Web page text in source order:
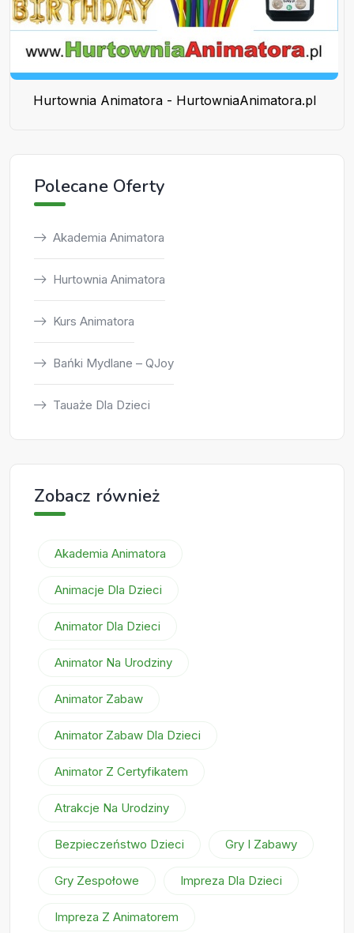
Hurtownia Animatora - HurtowniaAnimatora.pl
Polecane Oferty
Akademia Animatora
Hurtownia Animatora
Kurs Animatora
Bańki Mydlane – QJoy
Tauaże Dla Dzieci
Zobacz również
Akademia Animatora
Animacje Dla Dzieci
Animator Dla Dzieci
Animator Na Urodziny
Animator Zabaw
Animator Zabaw Dla Dzieci
Animator Z Certyfikatem
Atrakcje Na Urodziny
Bezpieczeństwo Dzieci Gry I Zabawy
Gry Zespołowe Impreza Dla Dzieci
Impreza Z Animatorem